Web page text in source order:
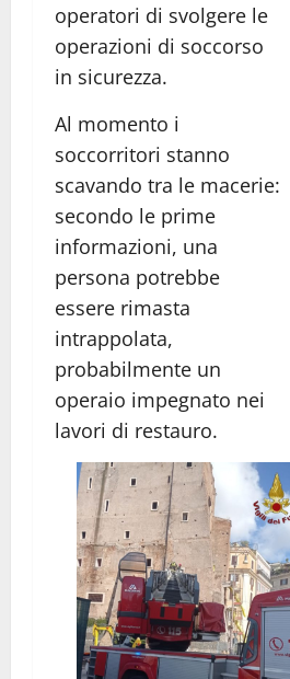
operatori di svolgere le
operazioni di soccorso
in sicurezza.
Al momento i
soccorritori stanno
scavando tra le macerie:
secondo le prime
informazioni, una
persona potrebbe
essere rimasta
intrappolata,
probabilmente un
operaio impegnato nei
lavori di restauro.